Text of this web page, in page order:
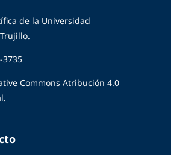
de la Universidad
3735
Commons Atribución 4.0